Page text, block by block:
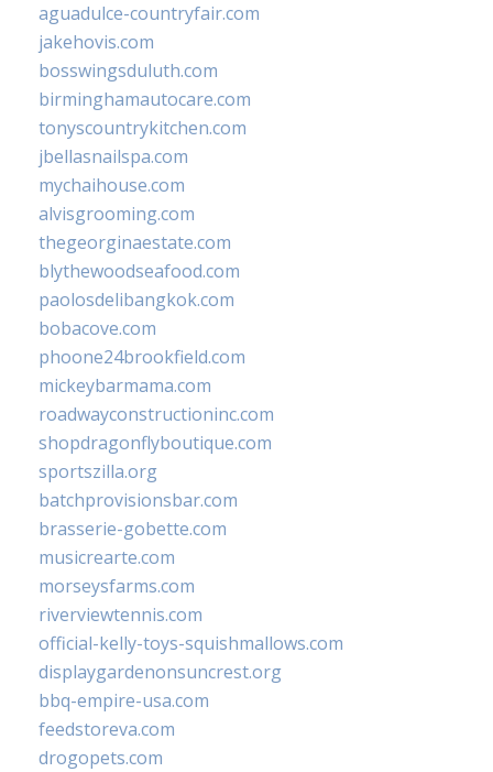
aguadulce-countryfair.com
jakehovis.com
bosswingsduluth.com
birminghamautocare.com
tonyscountrykitchen.com
jbellasnailspa.com
mychaihouse.com
alvisgrooming.com
thegeorginaestate.com
blythewoodseafood.com
paolosdelibangkok.com
bobacove.com
phoone24brookfield.com
mickeybarmama.com
roadwayconstructioninc.com
shopdragonflyboutique.com
sportszilla.org
batchprovisionsbar.com
brasserie-gobette.com
musicrearte.com
morseysfarms.com
riverviewtennis.com
official-kelly-toys-squishmallows.com
displaygardenonsuncrest.org
bbq-empire-usa.com
feedstoreva.com
drogopets.com